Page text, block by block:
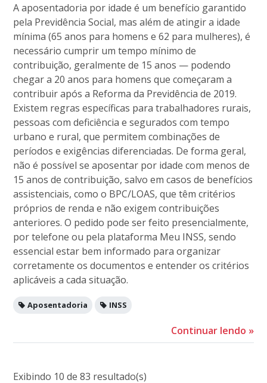
A aposentadoria por idade é um benefício garantido
pela Previdência Social, mas além de atingir a idade
mínima (65 anos para homens e 62 para mulheres), é
necessário cumprir um tempo mínimo de
contribuição, geralmente de 15 anos — podendo
chegar a 20 anos para homens que começaram a
contribuir após a Reforma da Previdência de 2019.
Existem regras específicas para trabalhadores rurais,
pessoas com deficiência e segurados com tempo
urbano e rural, que permitem combinações de
períodos e exigências diferenciadas. De forma geral,
não é possível se aposentar por idade com menos de
15 anos de contribuição, salvo em casos de benefícios
assistenciais, como o BPC/LOAS, que têm critérios
próprios de renda e não exigem contribuições
anteriores. O pedido pode ser feito presencialmente,
por telefone ou pela plataforma Meu INSS, sendo
essencial estar bem informado para organizar
corretamente os documentos e entender os critérios
aplicáveis a cada situação.
Aposentadoria INSS
Continuar lendo »
Exibindo 10 de 83 resultado(s)